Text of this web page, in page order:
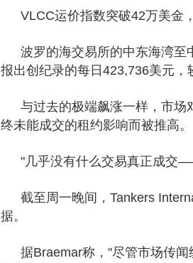
VLCC运价指数突破42万美金
波罗的海交易所的中东海湾至
报出创纪录的每日423,736美元，
与过去的极端飙涨一样，市场
终未能成交的租约影响而被推高。
"几乎没有什么交易真正成交
截至周一晚间，Tankers
据。
据Braemar称，"尽管市场传